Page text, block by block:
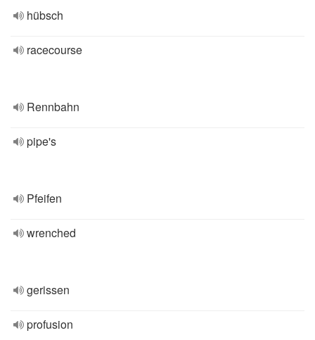
hübsch
racecourse
Rennbahn
pipe's
Pfeifen
wrenched
gerissen
profusion